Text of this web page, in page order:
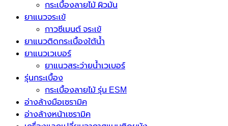
กระเบื้องลายไม้ ผิวมัน
ยาแนวจระเข้
กาวซีเมนต์ จระเข้
ยาแนวติดกระเบื้องใต้น้ำ
ยาแนวเวเบอร์
ยาแนวสระว่ายน้ำเวเบอร์
รุ่นกระเบื้อง
กระเบื้องลายไม้ รุ่น ESM
อ่างล้างมือเซรามิค
อ่างล้างหน้าเซรามิค